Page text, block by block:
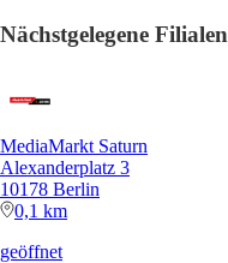
Nächstgelegene Filialen
MediaMarkt Saturn
Alexanderplatz 3
10178 Berlin
0,1 km
geöffnet